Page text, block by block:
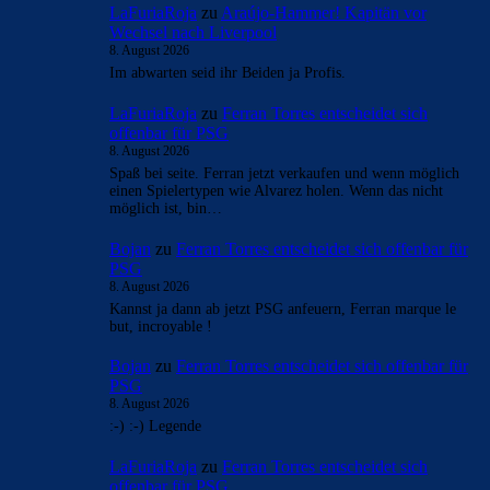
- Anzeige -
AKTUELLE USER-KOMMENTARE
LaFuriaRojazuAraújo-Hammer! Kapitän vor
Wechsel nach Liverpool
8. August 2026
Im abwarten seid ihr Beiden ja Profis.
LaFuriaRoja
offenbar für PSG
8. August 2026
Spaß bei seite. Ferran jetzt verkaufen und wenn möglich
einen Spielertypen wie Alvarez holen. Wenn das nicht
möglich ist, bin…
Bojan
Ferran Torres entscheidet sich offenbar für
PSG
8. August 2026
Kannst ja dann ab jetzt PSG anfeuern, Ferran marque le
but, incroyable !
BojanzuFerran Torres entscheidet sich offenbar für